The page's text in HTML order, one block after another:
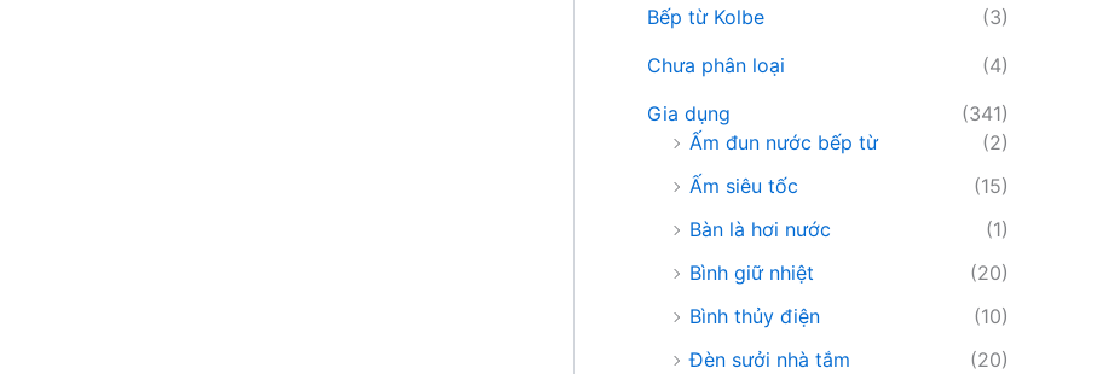
m
Bếp từ Kolbe
(3)
Chưa phân loại
(4)
Gia dụng
(341)
Ấm đun nước bếp từ
(2)
Ấm siêu tốc
(15)
Bàn là hơi nước
(1)
Bình giữ nhiệt
(20)
Bình thủy điện
(10)
Đèn sưởi nhà tắm
(20)